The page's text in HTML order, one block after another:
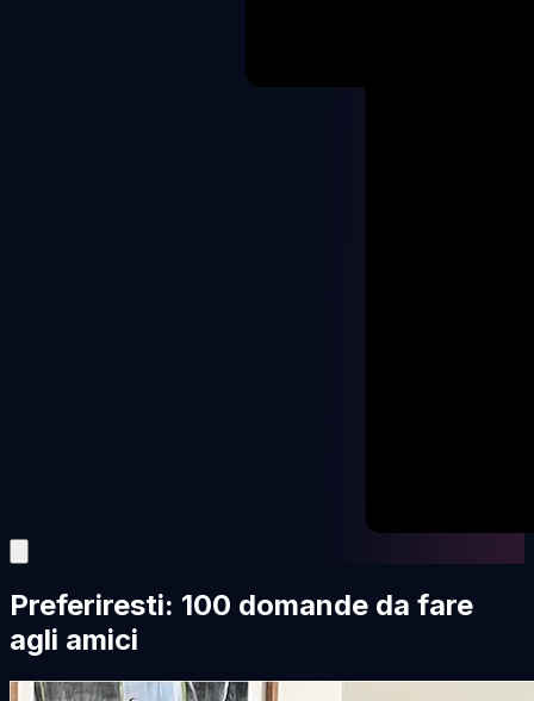
Preferiresti: 100 domande da fare
agli amici